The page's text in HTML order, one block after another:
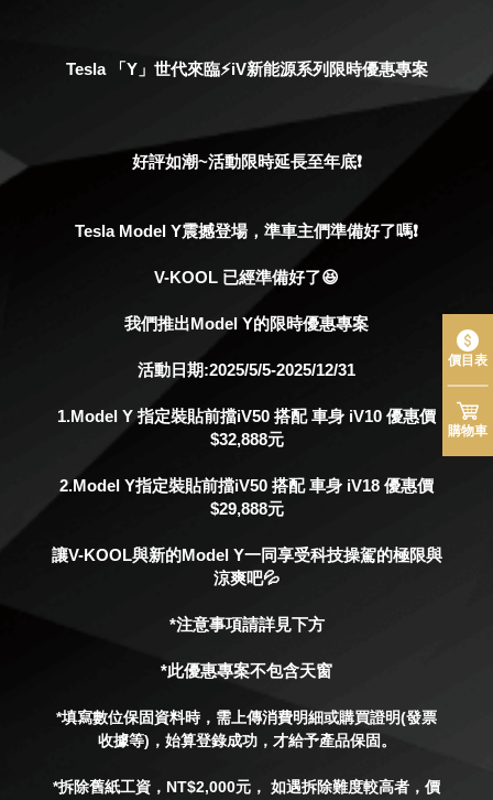
Tesla 「Y」世代來臨⚡️iV新能源系列限時優惠專案
好評如潮~活動限時延長至年底❗
Tesla Model Y震撼登場，準車主們準備好了嗎❗
V-KOOL 已經準備好了😆
我們推出Model Y的限時優惠專案
活動日期:2025/5/5-2025/12/31
1.Model Y 指定裝貼前擋iV50 搭配 車身 iV10 優惠價
$32,888元
2.Model Y指定裝貼前擋iV50 搭配 車身 iV18 優惠價
$29,888元
讓V-KOOL與新的Model Y一同享受科技操駕的極限與
涼爽吧💦
*注意事項請詳見下方
*此優惠專案不包含天窗
*填寫數位保固資料時，需上傳消費明細或購買證明(發票
收據等)，始算登錄成功，才給予產品保固。
*拆除舊紙工資，NT$2,000元， 如遇拆除難度較高者，價
價目表
購物車